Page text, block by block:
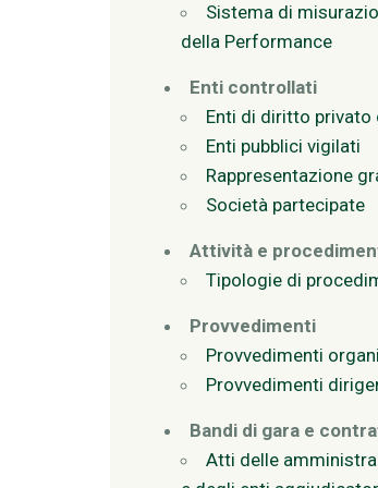
Sistema di
della Performance
Enti controllati
Enti di diritto
Enti pubblici vigilati
Rappresentazione
Società partecipate
Attività e
Tipologie di
Provvedimenti
Provvedimenti
Provvedimenti
Bandi di gara e
Atti delle